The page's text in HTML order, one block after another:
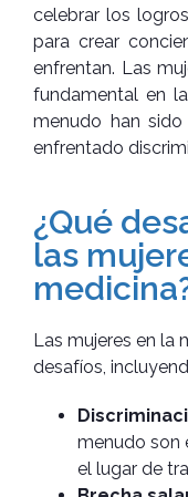
celebrar los
para crear
enfrentan. Las
fundamental en
menudo han
enfrentado
¿Qué
las
Las mujeres en la
desafíos,
menudo son
el lugar de